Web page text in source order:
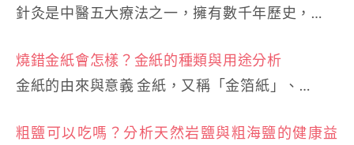
針灸是中醫五大療法之一，擁有數千年歷史，…
燒錯金紙會怎樣？金紙的種類與用途分析
金紙的由來與意義 金紙，又稱「金箔紙」、…
粗鹽可以吃嗎？分析天然岩鹽與粗海鹽的健康益